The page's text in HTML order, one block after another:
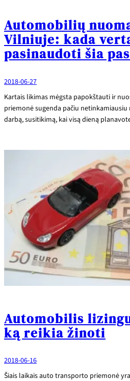
Automobilių
Vilniuje: kada
pasinaudoti šia
2018-06-27
Kartais likimas mėgsta papokštauti ir
priemonė sugenda pačiu
darbą, susitikimą, kai visą dieną
Automobilis
ką reikia žinoti
2018-06-16
Šiais laikais auto transporto priemonė